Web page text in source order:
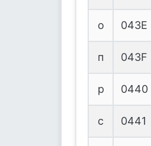
о 043E
п 043F
р 0440
с 0441